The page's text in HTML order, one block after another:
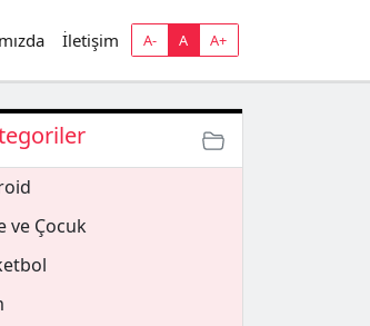
İletişim A- A A+
ve Çocuk